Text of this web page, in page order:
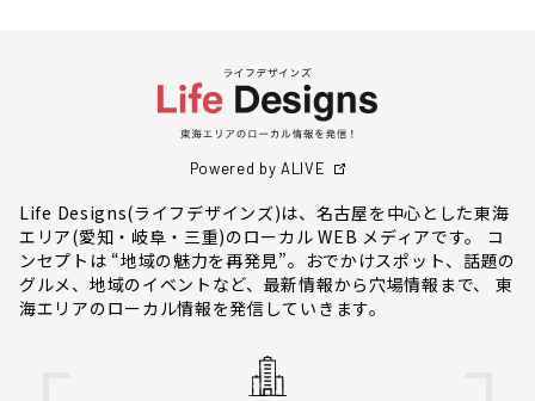
Powered by ALIVE
Life Designs(ライフデザインズ)は、名古屋を中心とした東海
エリア(愛知・岐阜・三重)のローカル WEB メディアです。 コ
ンセプトは “地域の魅力を再発見”。おでかけスポット、話題の
グルメ、地域のイベントなど、最新情報から穴場情報まで、 東
海エリアのローカル情報を発信していきます。